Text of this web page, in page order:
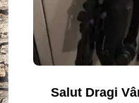
Salut Dragi